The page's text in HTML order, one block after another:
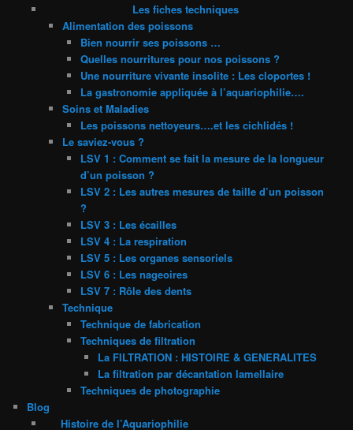
Les fiches techniques
Alimentation des poissons
Bien nourrir ses poissons …
Quelles nourritures pour nos poissons ?
Une nourriture vivante insolite : Les cloportes !
La gastronomie appliquée à l’aquariophilie….
Soins et Maladies
Les poissons nettoyeurs….et les cichlidés !
Le saviez-vous ?
LSV 1 : Comment se fait la mesure de la longueur
d’un poisson ?
LSV 2 : Les autres mesures de taille d’un poisson
?
LSV 3 : Les écailles
LSV 4 : La respiration
LSV 5 : Les organes sensoriels
LSV 6 : Les nageoires
LSV 7 : Rôle des dents
Technique
Technique de fabrication
Techniques de filtration
La FILTRATION : HISTOIRE & GENERALITES
La filtration par décantation lamellaire
Techniques de photographie
Blog
Histoire de l’Aquariophilie